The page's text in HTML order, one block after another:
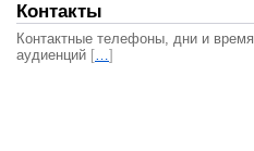
Контакты
Контактные телефоны, дни и время
аудиенций […]